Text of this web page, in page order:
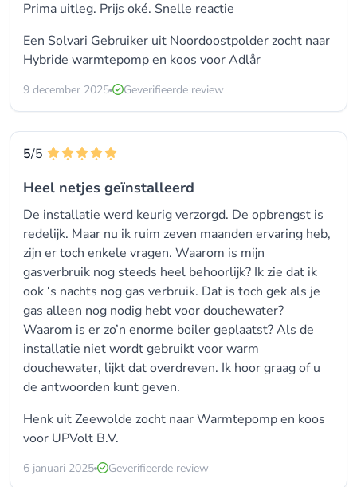
Prima uitleg. Prijs oké. Snelle reactie
Een Solvari Gebruiker uit Noordoostpolder zocht naar
Hybride warmtepomp en koos voorAdlår
9 december 2025 Geverifieerde review
5/5
Heel netjes geïnstalleerd
De installatie werd keurig verzorgd. De opbrengst is
redelijk. Maar nu ik ruim zeven maanden ervaring heb,
zijn er toch enkele vragen. Waarom is mijn
gasverbruik nog steeds heel behoorlijk? Ik zie dat ik
ook ‘s nachts nog gas verbruik. Dat is toch gek als je
gas alleen nog nodig hebt voor douchewater?
Waarom is er zo’n enorme boiler geplaatst? Als de
installatie niet wordt gebruikt voor warm
douchewater, lijkt dat overdreven. Ik hoor graag of u
de antwoorden kunt geven.
Henk uit Zeewolde zocht naar Warmtepomp en koos
voor UPVolt B.V.
6 januari 2025 Geverifieerde review